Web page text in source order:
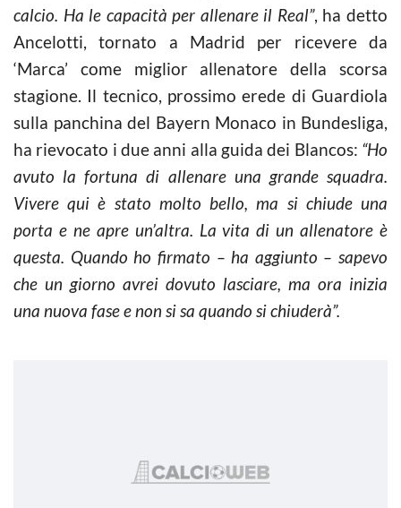
calcio. Ha le capacità per allenare il Real”, ha detto
Ancelotti, tornato a Madrid per ricevere da
‘Marca’ come miglior allenatore della scorsa
stagione. Il tecnico, prossimo erede di Guardiola
sulla panchina del Bayern Monaco in Bundesliga,
ha rievocato i due anni alla guida dei Blancos: “Ho
avuto la fortuna di allenare una grande squadra.
Vivere qui è stato molto bello, ma si chiude una
porta e ne apre un’altra. La vita di un allenatore è
questa. Quando ho firmato – ha aggiunto – sapevo
che un giorno avrei dovuto lasciare, ma ora inizia
una nuova fase e non si sa quando si chiuderà”.